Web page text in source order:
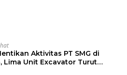
Aktivitas PT SMG di
Lima Unit Excavator Turut